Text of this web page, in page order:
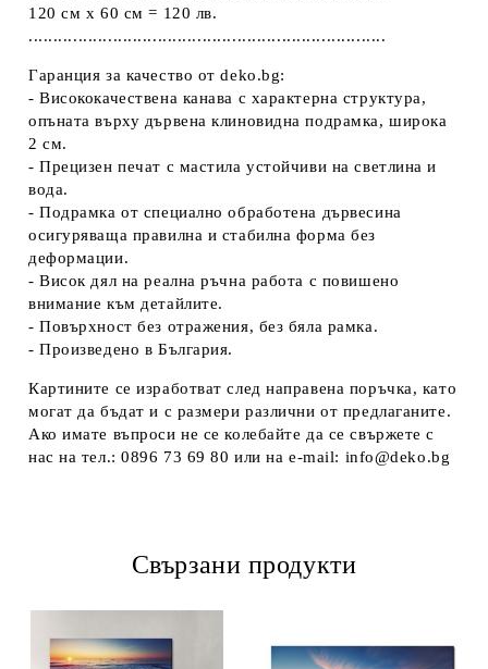
120 см х 60 см = 120 лв.
........................................................................
Гаранция за качество от deko.bg:
- Висококачествена канава с характерна структура,
опъната върху дървена клиновидна подрамка, широка
2 см.
- Прецизен печат с мастила устойчиви на светлина и
вода.
- Подрамка от специално обработена дървесина
осигуряваща правилна и стабилна форма без
деформации.
- Висок дял на реална ръчна работа с повишено
внимание към детайлите.
- Повърхност без отражения, без бяла рамка.
- Произведено в България.
Картините се изработват след направена поръчка, като
могат да бъдат и с размери различни от предлаганите.
Ако имате въпроси не се колебайте да се свържете с
нас на тел.: 0896 73 69 80 или на e-mail: info@deko.bg
Свързани продукти